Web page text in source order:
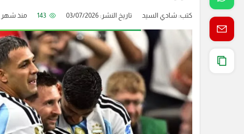
كتب:شادي السيد تاريخ النشر: 03/07/2026 143 منذ شهر